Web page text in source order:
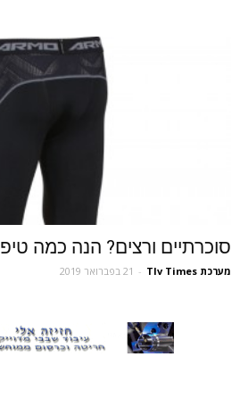
סוכרתיים ורצים? הנה כמה
מערכת Tlv Times - 21 בפברואר 2019